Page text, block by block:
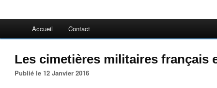
Accueil Contact
Les cimetières militaires français
Publié le 12 Janvier 2016